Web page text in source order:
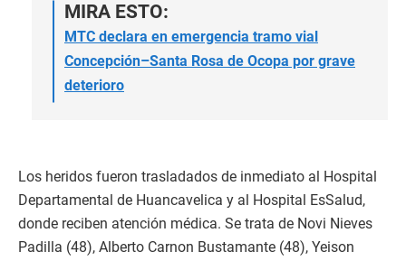
MIRA ESTO:
MTC declara en emergencia tramo vial
Concepción–Santa Rosa de Ocopa por grave
deterioro
Los heridos fueron trasladados de inmediato al Hospital
Departamental de Huancavelica y al Hospital EsSalud,
donde reciben atención médica. Se trata de Novi Nieves
Padilla (48), Alberto Carnon Bustamante (48), Yeison